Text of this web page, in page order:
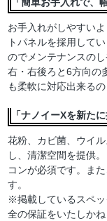
お手入れがしやすい
トパネルを採用して
のでメンテナンスの
右・右後ろと6方向の
も柔軟に対応出来る
「ナノイーXを新たに
花粉、カビ菌、ウイ
し、清潔空間を提供
コンが必須です。ま
す。
※掲載しているスペ
全の保証をいたしかね